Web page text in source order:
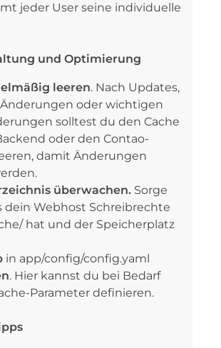
jeder User seine individuelle
und Optimierung
leeren. Nach Updates,
oder wichtigen
solltest du den Cache
oder den Contao-
damit Änderungen
überwachen. Sorge
dein Webhost Schreibrechte
hat und der Speicherplatz
in app/config/config.yaml
. Hier kannst du bei Bedarf
Parameter definieren.